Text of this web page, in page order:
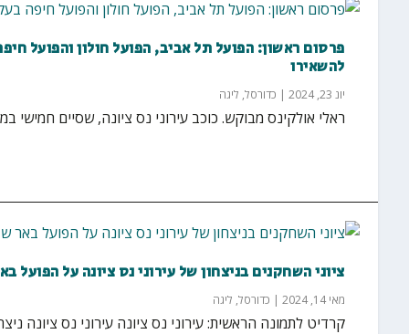
פרסום ראשון: הפועל תל אביב, הפועל חולון והפועל
להשאירו
יונ 23, 2024 | כדורסל, ליגה
ראלי אולקינס מבוקש. כוכב עירוני נס ציונה, שסיים חמישי
ציוני השחקנים בניצחון של עירוני נס ציונה על הפועל
מאי 14, 2024 | כדורסל, ליגה
קרדיט לתמונה הראשית: עירוני נס ציונה עירוני נס ציונה ניצחה בבית 70:85 את הפועל באר